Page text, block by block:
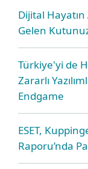
Dijital
Gelen
Türkiye'yi de
Zararlı
Endgame
ESET,
Raporu’nda